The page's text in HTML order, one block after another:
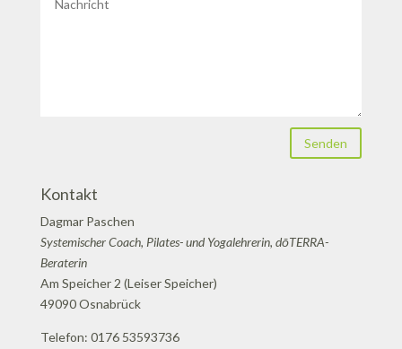
Senden
Kontakt
Dagmar Paschen
Systemischer Coach, Pilates- und Yogalehrerin, dōTERRA-
Beraterin
Am Speicher 2 (Leiser Speicher)
49090 Osnabrück
Telefon: 0176 53593736